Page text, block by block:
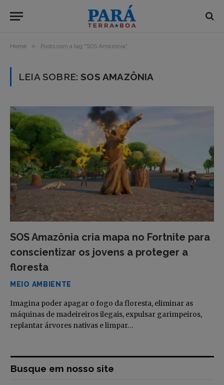
Home » Posts com a tag "SOS Amazônia"
LEIA SOBRE:SOS AMAZÔNIA
SOS Amazônia cria mapa no Fortnite para
conscientizar os jovens a proteger a
floresta
MEIO AMBIENTE
Imagina poder apagar o fogo da floresta, eliminar as
máquinas de madeireiros ilegais, expulsar garimpeiros,
replantar árvores nativas e limpar…
Busque em nosso site